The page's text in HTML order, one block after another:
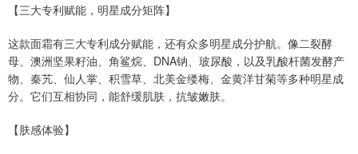
【三大专利赋能，明星成分矩阵】
这款面霜有三大专利成分赋能，还有众多明星成分护航。像二裂酵
母、澳洲坚果籽油、角鲨烷、DNA钠、玻尿酸，以及乳酸杆菌发酵产
物、秦艽、仙人掌、积雪草、北美金缕梅、金黄洋甘菊等多种明星成
分。它们互相协同，能舒缓肌肤，抗皱嫩肤。
【肤感体验】